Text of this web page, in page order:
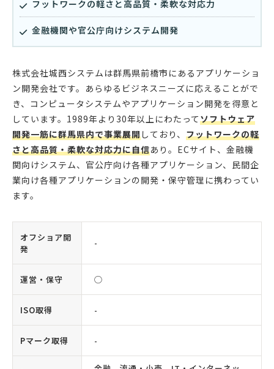
フットワークの軽さと高品質・柔軟な対応力
金融機関や官公庁向けシステム開発
株式会社城西システムは群馬県前橋市にあるアプリケーショ
ン開発会社です。あらゆるビジネスニーズに応えることがで
き、コンピュータシステムやアプリケーション開発を得意と
しています。1989年より30年以上にわたってソフトウェア
開発一筋に群馬県内で事業展開しており、 フットワークの軽
さと高品質・柔軟な対応力に自信あり。ECサイト、金融機
関向けシステム、官公庁向け各種アプリケーション、民間企
業向け各種アプリケーションの開発・保守管理に携わってい
ます。
オフショア開
発
-
運営・保守 ◯
ISO取得 -
Pマーク取得 -